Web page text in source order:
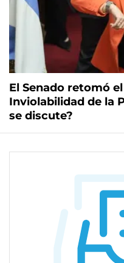
El Senado retomó
Inviolabilidad de la
se discute?